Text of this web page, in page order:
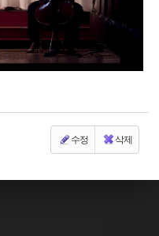
수정 삭제